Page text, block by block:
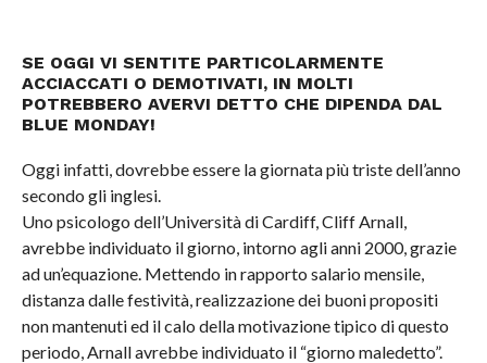
SE OGGI VI SENTITE PARTICOLARMENTE
ACCIACCATI O DEMOTIVATI, IN MOLTI
POTREBBERO AVERVI DETTO CHE DIPENDA DAL
BLUE MONDAY!
Oggi infatti, dovrebbe essere la giornata più triste dell’anno
secondo gli inglesi.
Uno psicologo dell’Università di Cardiff, Cliff Arnall,
avrebbe individuato il giorno, intorno agli anni 2000, grazie
ad un’equazione. Mettendo in rapporto salario mensile,
distanza dalle festività, realizzazione dei buoni propositi
non mantenuti ed il calo della motivazione tipico di questo
periodo, Arnall avrebbe individuato il “giorno maledetto”.